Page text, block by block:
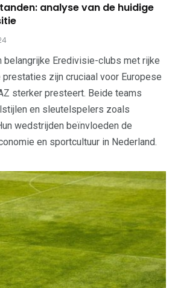
analyse van de huidige
belangrijke Eredivisie-clubs met rijke
zijn cruciaal voor Europese
sterker presteert. Beide teams
en sleutelspelers zoals
wedstrijden beïnvloeden de
en sportcultuur in Nederland.